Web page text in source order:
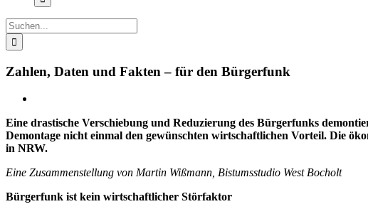
Suche
nach:
Zahlen, Daten und Fakten – für den Bürgerfunk
Eine drastische Verschiebung und Reduzierung des Bürgerfunks
Demontage nicht einmal den gewünschten wirtschaftlichen Vorteil. Die
in NRW.
Eine Zusammenstellung von Martin Wißmann, Bistumsstudio West Bocholt
Bürgerfunk ist kein wirtschaftlicher Störfaktor